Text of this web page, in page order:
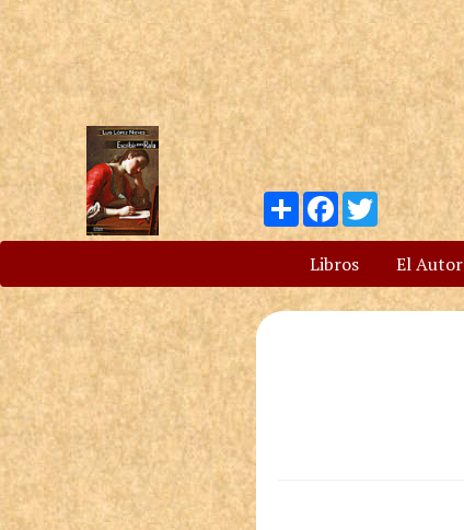
Compartir
Facebook
Twitter
Libros El Autor